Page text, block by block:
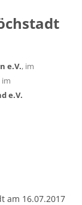
e.V., im
e.V.
am 16.07.2017